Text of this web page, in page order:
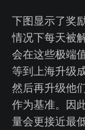
下图显示了奖
情况下每天被
会在这些极端
等到上海升级
然后再升级他
作为基准。因
量会更接近最